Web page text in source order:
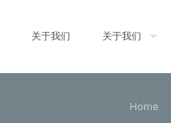
关于我们 关于我们
Home